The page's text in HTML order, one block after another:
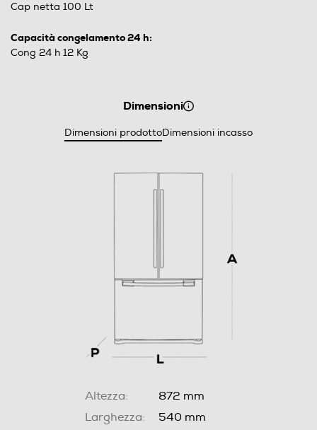
Cap netta 100 Lt
Capacità congelamento 24 h:
Cong 24 h 12 Kg
Dimensioni
Dimensioni prodottoDimensioni incasso
Altezza:
872 mm
Larghezza:
540 mm